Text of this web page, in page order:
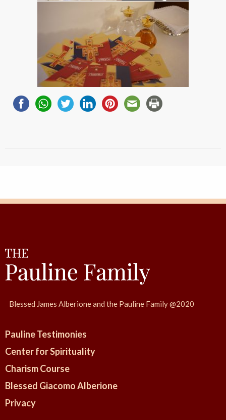
Blessed James Alberione and the Pauline Family @2020
Pauline Testimonies
Center for Spirituality
Charism Course
Blessed Giacomo Alberione
Privacy